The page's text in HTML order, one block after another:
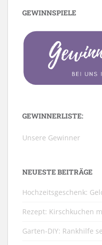
GEWINNSPIELE
GEWINNERLISTE:
Unsere Gewinner
NEUESTE BEITRÄGE
Hochzeitsgeschenk:
Rezept: Kirschkuchen
Garten-DIY: Rankhilfe